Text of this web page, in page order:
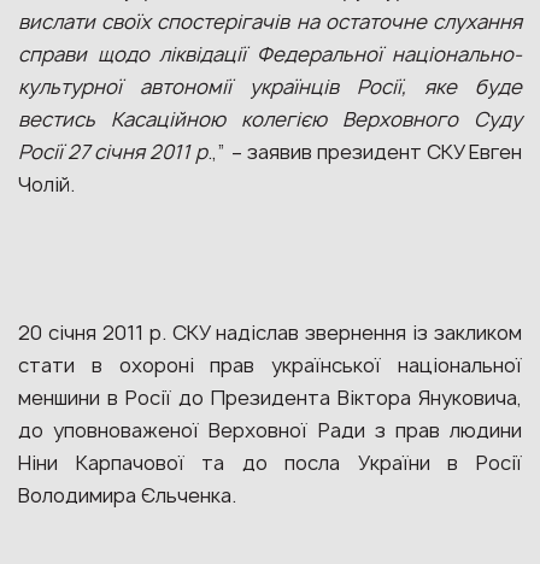
вислати своїх спостерігачів на остаточне слухання
справи щодо ліквідації Федеральної національно-
культурної автономії українців Росії, яке буде
вестись Касаційною колегією Верховного Суду
Росії 27 січня 2011 р.,” – заявив президент СКУ Евген
Чолій.
20 січня 2011 р. СКУ надіслав звернення із закликом
стати в охороні прав української національної
меншини в Росії до Президента Віктора Януковича,
до уповноваженої Верховної Ради з прав людини
Ніни Карпачової та до посла України в Росії
Володимира Єльченка.